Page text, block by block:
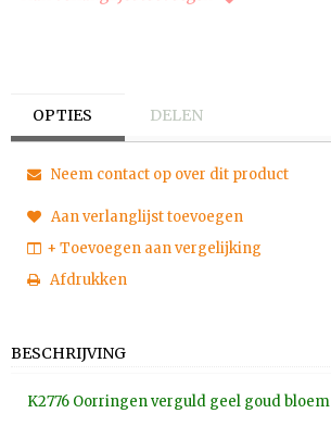
OPTIES DELEN
Neem contact op over dit product
Aan verlanglijst toevoegen
+ Toevoegen aan vergelijking
Afdrukken
BESCHRIJVING
K2776 Oorringen verguld geel goud bloem